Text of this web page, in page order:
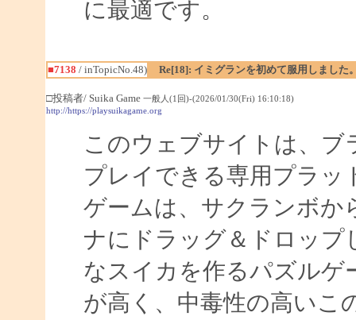
に最適です。
■7138 / inTopicNo.48) Re[18]: イミグランを初めて服用しました
□投稿者/ Suika Game 一般人(1回)-(2026/01/30(Fri) 16:10:18)
http://https://playsuikagame.org
このウェブサイトは、ブ
プレイできる専用プラッ
ゲームは、サクランボか
ナにドラッグ＆ドロップ
なスイカを作るパズルゲ
が高く、中毒性の高いこ